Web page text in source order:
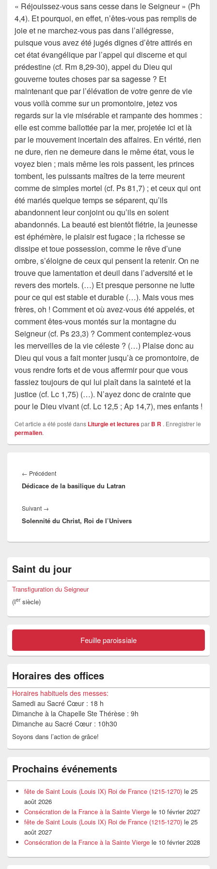
« Réjouissez-vous sans cesse dans le Seigneur » (Ph
4,4). Et pourquoi, en effet, n’êtes-vous pas remplis de
joie et ne marchez-vous pas dans l’allégresse,
puisque vous avez été jugés dignes d’être attirés en
cet état évangélique par l’appel qui discerne et qui
prédestine (cf. Rm 8,29-30), appel du Dieu qui
gouverne toutes choses par sa sagesse ? Et
maintenant que par l’élévation de votre genre de vie
vous voilà comme sur un promontoire, jetez vos
regards sur la vie misérable et rampante des hommes :
elle est comme ballottée par la mer, projetée ici et là
par le mouvement incertain des affaires. En vérité, rien
ne dure, rien ne demeure dans le même état, vous le
voyez bien ; mais même les rois passent, les princes
tombent, les puissants maîtres de la terre meurent
comme de simples mortel (cf. Ps 81,7) ; et ceux qui ont
été mariés quelque temps se séparent, qu’ils
abandonnent leur conjoint ou qu’ils en soient
abandonnés. La beauté est bientôt flétrie, la jeunesse
est éphémère, le plaisir est fugace ; la richesse se
dissipe et toue possession, comme le rêve d’une
ombre, s’éloigne de ceux qui pensent la retenir. On ne
trouve que lamentation et deuil dans l’adversité et le
revers des mortels. (…) Et presque personne ne lutte
pour ce qui est stable et durable (…). Mais vous mes
frères, oh ! Comment et où avez-vous été appelés, et
comment êtes-vous montés sur la montagne du
Seigneur (cf. Ps 23,3) ? Comment contemplez-vous
les merveilles de la vie céleste ? (…) Plaise donc au
Dieu qui vous a fait monter jusqu’à ce promontoire, de
vous rendre forts et de vous affermir pour que vous
fassiez toujours de qui lui plaît dans la sainteté et la
justice (cf. Lc 1,75) (…). N’ayez donc de crainte que
pour le Dieu vivant (cf. Lc 12,5 ; Ap 14,7), mes enfants !
Cet article a été posté dans Liturgie et lecturespar B R . Enregistrer le
permalien.
de
l’article
← PrécédentArticle
précédent :
Dédicace de la basilique du Latran
Suivant →
suivant :
Solennité du Christ, Roi de l’Univers
principale
de
widget
barre
Saint du jour
Transfiguration du Seigneur
(Iersiècle)
Feuille paroissiale
Horaires des offices
Horaires habituels des messes:
Samedi au Sacré Cœur : 18 h
Dimanche à la Chapelle Ste Thérèse : 9h
Dimanche au Sacré Cœur : 10h30
Soyons dans l’action de grâce!
Prochains événements
fête de Saint Louis (Louis IX) Roi de France (1215-1270) le 25
août 2026
Consécration de la France à la Sainte Vierge le 10 février 2027
fête de Saint Louis (Louis IX) Roi de France (1215-1270) le 25
août 2027
Consécration de la France à la Sainte Vierge le 10 février 2028